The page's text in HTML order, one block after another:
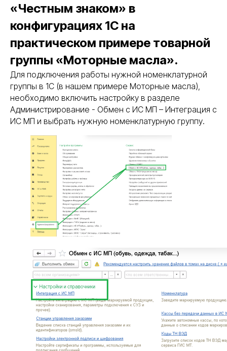
«Честным знаком» в
конфигурациях 1С на
практическом примере товарной
группы «Моторные масла».
Для подключения работы нужной номенклатурной
группы в 1С (в нашем примере Моторные масла),
необходимо включить настройку в разделе
Администрирование - Обмен с ИС МП – Интеграция с
ИС МП и выбрать нужную номенклатурную группу.